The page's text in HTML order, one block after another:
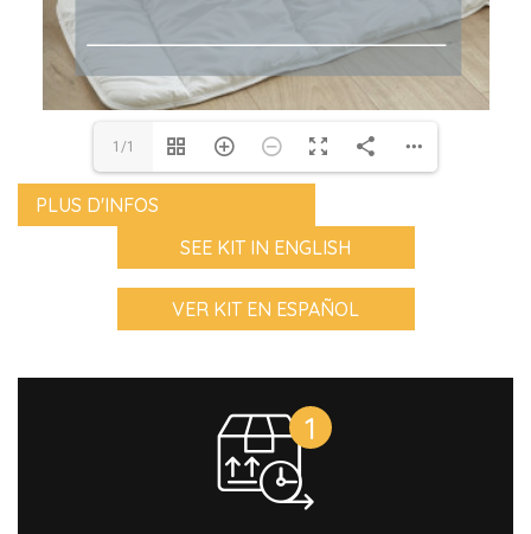
1/1
PLUS D'INFOS
SEE KIT IN ENGLISH
VER KIT EN ESPAÑOL